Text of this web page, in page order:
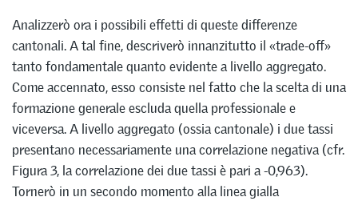
Analizzerò ora i possibili effetti di queste differenze
cantonali. A tal fine, descriverò innanzitutto il «trade-off»
tanto fondamentale quanto evidente a livello aggregato.
Come accennato, esso consiste nel fatto che la scelta di una
formazione generale escluda quella professionale e
viceversa. A livello aggregato (ossia cantonale) i due tassi
presentano necessariamente una correlazione negativa (cfr.
Figura 3, la correlazione dei due tassi è pari a -0,963).
Tornerò in un secondo momento alla linea gialla